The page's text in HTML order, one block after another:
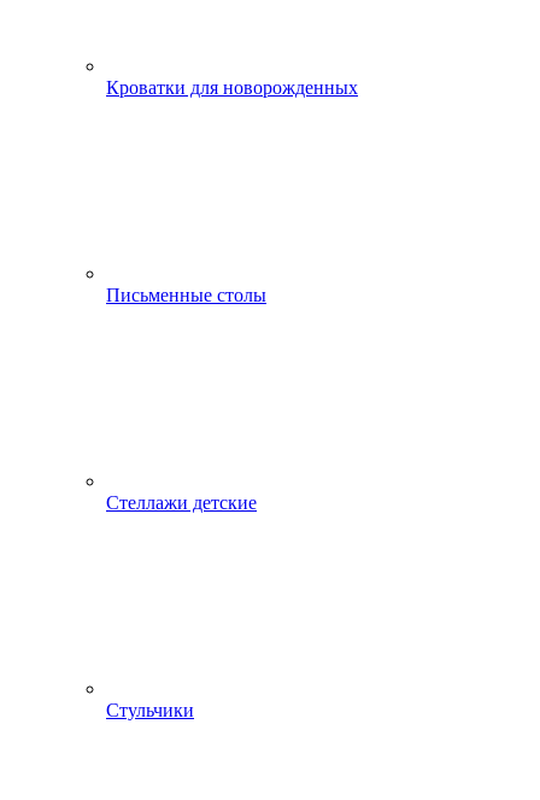
Кроватки для новорожденных
Письменные столы
Стеллажи детские
Стульчики